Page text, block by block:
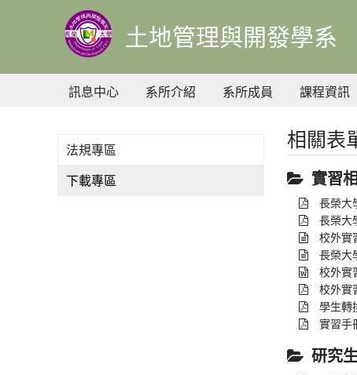
主
要
內
容
土地管理與開發學系
訊息中心 系所介紹 系所成員 課程資訊
相關表
實習
長榮大
長榮大
校外實
長榮大
校外實
校外實
學生轉
實習手
研究
法規專區
下載專區